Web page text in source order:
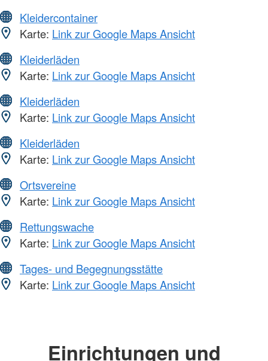
Kleidercontainer
Karte: Link zur Google Maps Ansicht
Kleiderläden
Karte: Link zur Google Maps Ansicht
Kleiderläden
Karte: Link zur Google Maps Ansicht
Kleiderläden
Karte: Link zur Google Maps Ansicht
Ortsvereine
Karte: Link zur Google Maps Ansicht
Rettungswache
Karte: Link zur Google Maps Ansicht
Tages- und Begegnungsstätte
Karte: Link zur Google Maps Ansicht
Einrichtungen und